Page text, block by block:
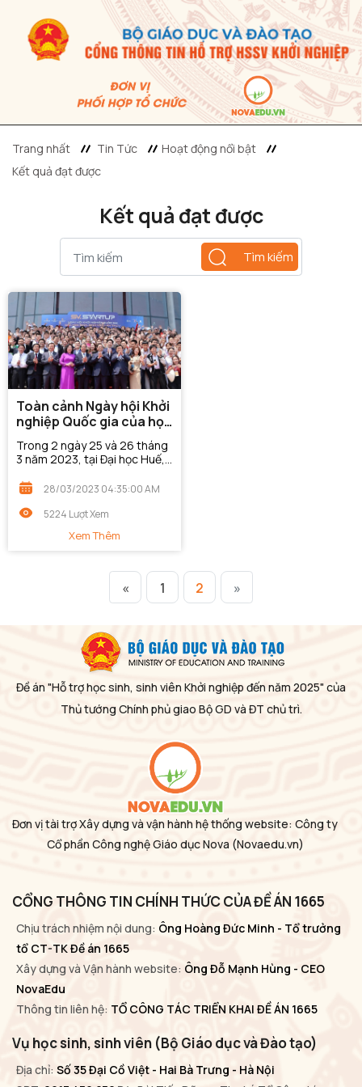
Trang nhất Tin Tức
Hoạt động nổi bật
Kết quả đạt được
Kết quả đạt được
Tìm kiếm
Toàn cảnh Ngày hội Khởi
nghiệp Quốc gia của học
sinh, sinh viên lần thứ V
Trong 2 ngày 25 và 26 tháng
3 năm 2023, tại Đại học Huế,
Thiên - Huế; Dưới sự chủ trì
thanh niên...
28/03/2023 04:35:00 AM
5224 Lượt Xem
Xem Thêm
« 1 2 »
Đề án "Hỗ trợ học sinh, sinh viên Khởi nghiệp đến năm 2025" của
Thủ tướng Chính phủ giao Bộ GD và ĐT chủ trì.
Đơn vị tài trợ Xây dựng và vận hành hệ thống website: Công ty
Cổ phần Công nghệ Giáo dục Nova (Novaedu.vn)
CỔNG THÔNG TIN CHÍNH THỨC CỦA ĐỀ ÁN 1665
Chịu trách nhiệm nội dung: Ông Hoàng Đức Minh - Tổ trưởng
tổ CT-TK Đề án 1665
Xây dựng và Vận hành website: Ông Đỗ Mạnh Hùng - CEO
NovaEdu
Thông tin liên hệ: TỔ CÔNG TÁC TRIỂN KHAI ĐỀ ÁN 1665
Vụ học sinh, sinh viên (Bộ Giáo dục và Đào tạo)
Địa chỉ: Số 35 Đại Cồ Việt - Hai Bà Trưng - Hà Nội